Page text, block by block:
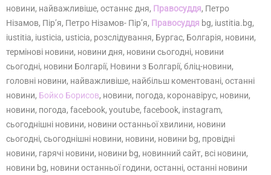
новини, найважливіше, останнє дня, Правосуддя, Петро
Нізамов, Пір’я, Петро Нізамов- Пір’я, Правосуддя bg, iustitia.bg,
iustitia, iusticia, usticia, розслідування, Бургас, Болгарія, новини,
термінові новини, новини дня, новини сьогодні, новини
сьогодні, новини Болгарії, Новини з Болгарії, бліц-новини,
головні новини, найважливіше, найбільш коментовані, останні
новини, Бойко Борисов, новини, погода, коронавірус, новини,
новини, погода, facebook, youtube, facebook, instagram,
сьогоднішні новини, новини останньої хвилини, новини
сьогодні, сьогоднішні новини, новини, новини bg, провідні
новини, гарячі новини, новини bg, новинний сайт, всі новини,
новини bg, новини останньої години, останні, останні новини